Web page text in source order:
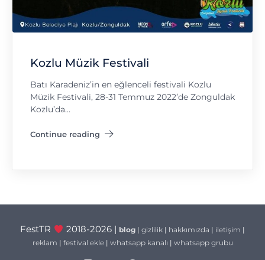
Kozlu Müzik Festivali
Batı Karadeniz’in en eğlenceli festivali Kozlu
Müzik Festivali, 28-31 Temmuz 2022’de Zonguldak
Kozlu’da…
Continue reading
"Kozlu Müzik Festivali"
FestTR 2018-2026 | blog| gizlilik| hakkımızda | iletişim |
reklam | festival ekle| whatsapp kanalı | whatsapp grubu